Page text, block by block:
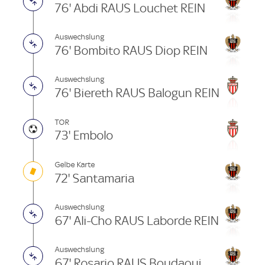
76' Abdi RAUS Louchet REIN
Auswechslung
76' Bombito RAUS Diop REIN
Auswechslung
76' Biereth RAUS Balogun REIN
TOR
73' Embolo
Gelbe Karte
72' Santamaria
Auswechslung
67' Ali-Cho RAUS Laborde REIN
Auswechslung